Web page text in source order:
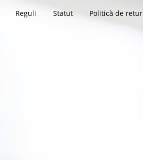
Reguli Statut Politică de retur